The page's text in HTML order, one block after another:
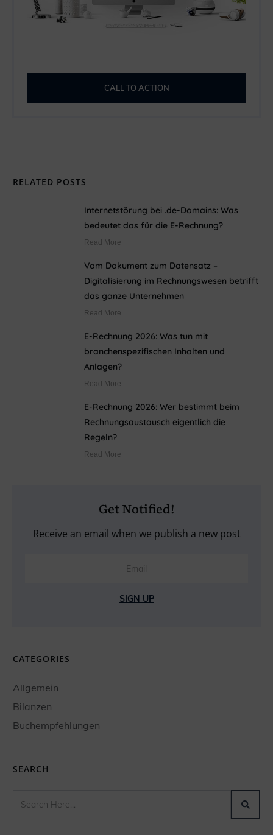
CALL TO ACTION
RELATED POSTS
Internetstörung bei .de-Domains: Was
bedeutet das für die E-Rechnung?
Read More
Vom Dokument zum Datensatz –
Digitalisierung im Rechnungswesen betrifft
das ganze Unternehmen
Read More
E-Rechnung 2026: Was tun mit
branchenspezifischen Inhalten und
Anlagen?
Read More
E-Rechnung 2026: Wer bestimmt beim
Rechnungsaustausch eigentlich die
Regeln?
Read More
Get Notified!
Receive an email when we publish a new post
SIGN UP
CATEGORIES
Allgemein
Bilanzen
Buchempfehlungen
SEARCH